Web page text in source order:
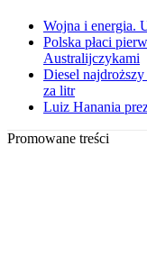
Wojna i energia.
Polska płaci
Australijczykami
Diesel
za litr
Luiz Hanania
Promowane treści